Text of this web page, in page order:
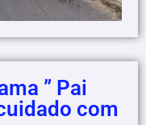
” Pai
com